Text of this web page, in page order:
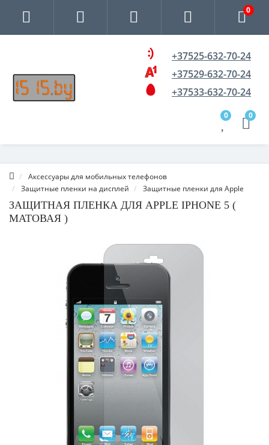
0
+37525-632-70-24
+37529-632-70-24
+37533-632-70-24
0 0
Аксессуары для мобильных телефонов
Защитные пленки на дисплей
Защитные пленки для Apple
ЗАЩИТНАЯ ПЛЕНКА ДЛЯ APPLE IPHONE 5 (
МАТОВАЯ )